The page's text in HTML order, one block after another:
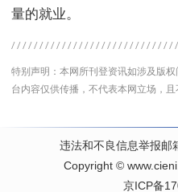
量的就业。
特别声明：本网所刊登资讯如涉及版
台内容仅供传播，不代表本网立场，且
违法和不良信息举报邮
Copyright©
京ICP备